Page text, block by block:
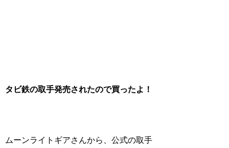
タビ鉄の取手発売されたので買ったよ！
ムーンライトギアさんから、公式の取手